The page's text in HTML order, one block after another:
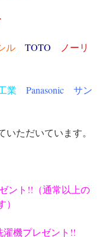
ル TOTO
ノーリ
業
Panasonic サン
ただいています。
ント!!（通常以上の
濯機プレゼント!!